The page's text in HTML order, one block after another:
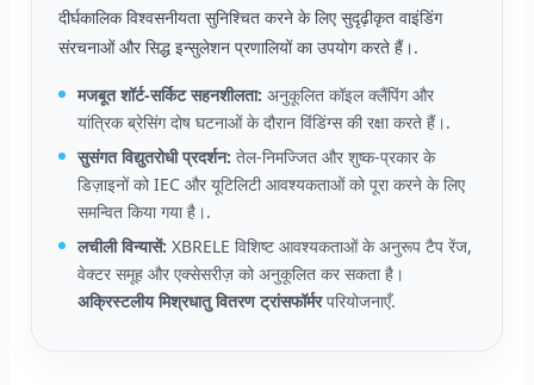
दीर्घकालिक विश्वसनीयता सुनिश्चित करने के लिए सुदृढ़ीकृत वाइंडिंग
संरचनाओं और सिद्ध इन्सुलेशन प्रणालियों का उपयोग करते हैं।.
मजबूत शॉर्ट-सर्किट सहनशीलता: अनुकूलित कॉइल क्लैंपिंग और
यांत्रिक ब्रेसिंग दोष घटनाओं के दौरान विंडिंग्स की रक्षा करते हैं।.
सुसंगत विद्युतरोधी प्रदर्शन: तेल-निमज्जित और शुष्क-प्रकार के
डिज़ाइनों को IEC और यूटिलिटी आवश्यकताओं को पूरा करने के लिए
समन्वित किया गया है।.
लचीली विन्यासें: XBRELE विशिष्ट आवश्यकताओं के अनुरूप टैप रेंज,
वेक्टर समूह और एक्सेसरीज़ को अनुकूलित कर सकता है।
अक्रिस्टलीय मिश्रधातु वितरण ट्रांसफॉर्मरपरियोजनाएँ.